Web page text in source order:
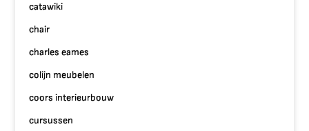
catawiki
chair
charles eames
colijn meubelen
coors interieurbouw
cursussen